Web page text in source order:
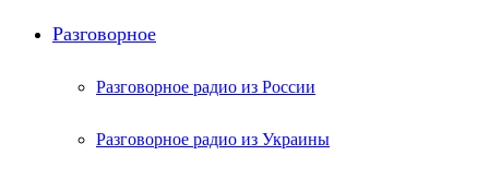
Разговорное
Разговорное радио из России
Разговорное радио из Украины